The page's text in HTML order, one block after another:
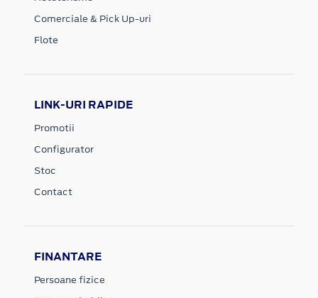
Comerciale & Pick Up-uri
Flote
LINK-URI RAPIDE
Promotii
Configurator
Stoc
Contact
FINANTARE
Persoane fizice